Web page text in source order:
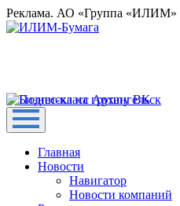
Реклама. АО «Группа «ИЛИМ»
Главная
Новости
Навигатор
Новости компаний